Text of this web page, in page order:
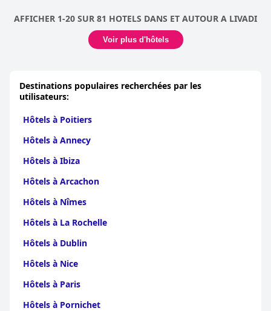
AFFICHER 1-20 SUR 81 HOTELS DANS ET AUTOUR A LIVADI
Voir plus d'hôtels
Destinations populaires recherchées par les
utilisateurs:
Hôtels à Poitiers
Hôtels à Annecy
Hôtels à Ibiza
Hôtels à Arcachon
Hôtels à Nîmes
Hôtels à La Rochelle
Hôtels à Dublin
Hôtels à Nice
Hôtels à Paris
Hôtels à Pornichet